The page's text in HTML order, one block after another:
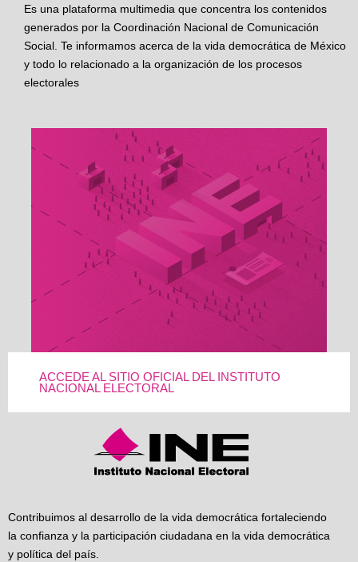
Es una plataforma multimedia que concentra los contenidos
generados por la Coordinación Nacional de Comunicación
Social. Te informamos acerca de la vida democrática de México
y todo lo relacionado a la organización de los procesos
electorales
ACCEDE AL SITIO OFICIAL DEL INSTITUTO
NACIONAL ELECTORAL
Contribuimos al desarrollo de la vida democrática fortaleciendo
la confianza y la participación ciudadana en la vida democrática
y política del país.